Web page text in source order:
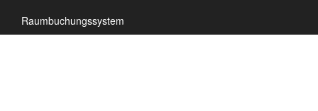
Raumbuchungssystem